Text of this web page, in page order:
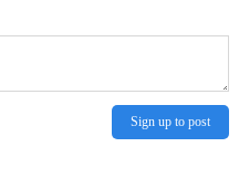
Sign up to post